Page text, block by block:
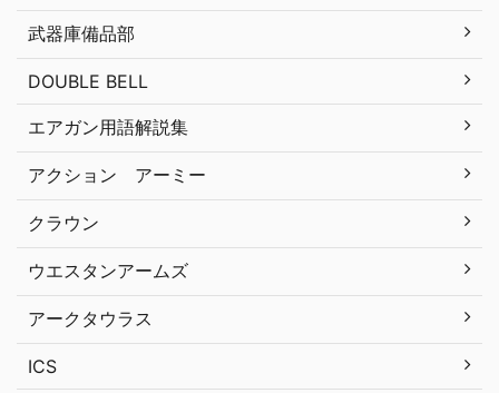
武器庫備品部
DOUBLE BELL
エアガン用語解説集
アクション アーミー
クラウン
ウエスタンアームズ
アークタウラス
ICS